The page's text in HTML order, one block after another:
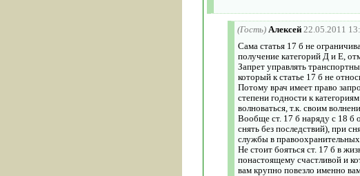
(Гость) Алексей 22.05.2011
Сама статья 17 б не
получение категорий Д и Е,
Запрет управлять
который к статье 17 б не
Потому врач имеет право
степени годности к
волноваться, т.к. своим
Вообще ст. 17 б наряду с 18 б
снять без последствий), при
службы в
Не стоит бояться ст. 17 б в
понастоящему счастливой и
вам крупно повезло именно